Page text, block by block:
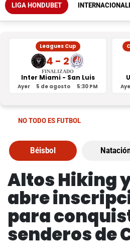
LIGA HONDUBET
Leagues Cup
4 - 2
FINALIZADO
Inter Miami - San Luis
Ayer 5 de agosto 5:30 PM
NO TODO ES FUTBOL
Béisbol
Altos Hiking
abre
para
senderos de